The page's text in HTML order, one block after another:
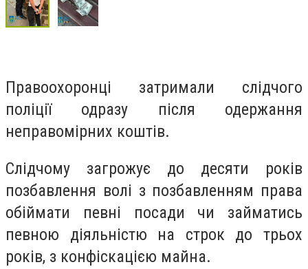
Правоохоронці затримали слідчого
поліції одразу після одержання
неправомірних коштів.
Слідчому загрожує до десяти років
позбавлення волі з позбавленням права
обіймати певні посади чи займатись
певною діяльністю на строк до трьох
років, з конфіскацією майна.